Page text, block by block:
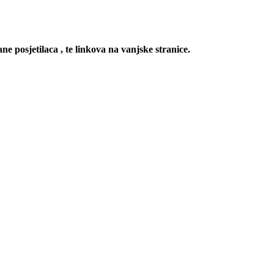
posjetilaca , te linkova na vanjske stranice.